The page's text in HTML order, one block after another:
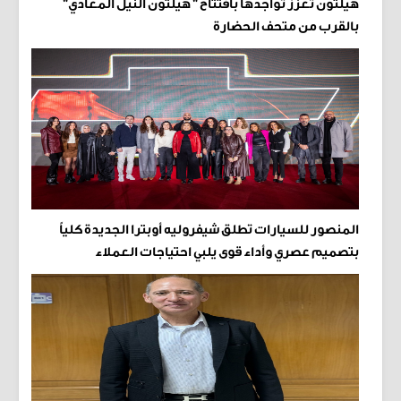
بالقرب من متحف الحضارة
المنصور للسيارات تطلق شيفروليه أوبترا الجديدة كلياً
بتصميم عصري وأداء قوى يلبي احتياجات العملاء